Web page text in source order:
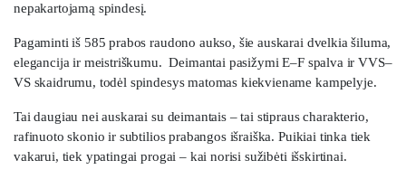
nepakartojamą spindesį.
Pagaminti iš 585 prabos raudono aukso, šie auskarai dvelkia šiluma,
elegancija ir meistriškumu. Deimantai pasižymi E–F spalva ir VVS–
VS skaidrumu, todėl spindesys matomas kiekviename kampelyje.
Tai daugiau nei auskarai su deimantais – tai stipraus charakterio,
rafinuoto skonio ir subtilios prabangos išraiška. Puikiai tinka tiek
vakarui, tiek ypatingai progai – kai norisi sužibėti išskirtinai.